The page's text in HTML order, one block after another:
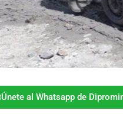
Únete al Whatsapp de